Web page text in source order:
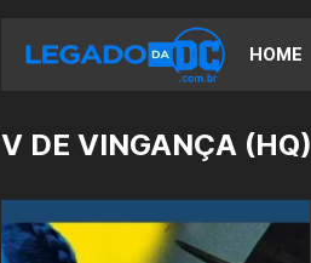
HOME
V DE VINGANÇA (HQ)